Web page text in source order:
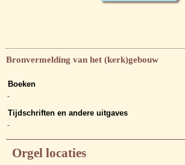
Bronvermelding van het (kerk)gebouw
Boeken
-
Tijdschriften en andere uitgaves
-
Orgel locaties